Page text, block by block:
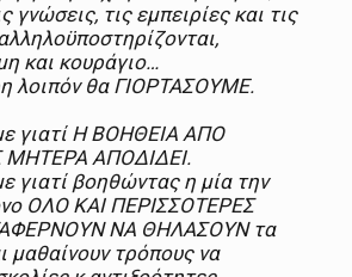
γνώσεις, τις εμπειρίες και τις
και κουράγιο…
λοιπόν θα ΓΙΟΡΤΑΣΟΥΜΕ.
γιατί Η ΒΟΗΘΕΙΑ ΑΠΟ
ΑΠΟΔΙΔΕΙ.
γιατί βοηθώντας η μία την
ΟΛΟ ΚΑΙ ΠΕΡΙΣΣΟΤΕΡΕΣ
ΝΑ ΘΗΛΑΣΟΥΝ τα
μαθαίνουν τρόπους να